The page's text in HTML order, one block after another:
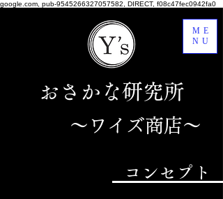
google.com, pub-9545266327057582, DIRECT, f08c47fec0942fa0
ME
NU
おさかな研究所
～ワイズ商店～
​コンセプト